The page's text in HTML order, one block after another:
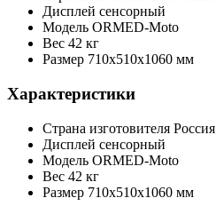
Дисплей сенсорный
Модель ORMED-Moto
Вес 42 кг
Размер 710х510х1060 мм
Характеристики
Страна изготовителя Россия
Дисплей сенсорный
Модель ORMED-Moto
Вес 42 кг
Размер 710х510х1060 мм